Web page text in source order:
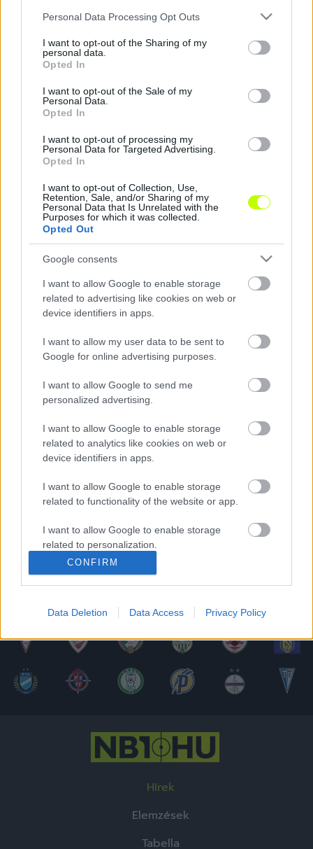
Please note that this website/app uses one or more Google
not limited to your visit or usage behaviour. You may click to
grant or deny consent to Google and its third-party tags to
use your data for below specified purposes in below Google
consent section.
Personal Data Processing Opt Outs
I want to opt-out of the Sharing of my
personal data.
Opted In
I want to opt-out of the Sale of my
Personal Data.
Opted In
I want to opt-out of processing my
Personal Data for Targeted Advertising.
Opted In
I want to opt-out of Collection, Use,
Retention, Sale, and/or Sharing of my
Personal Data that Is Unrelated with the
Purposes for which it was collected.
Opted Out
Google consents
I want to allow Google to enable storage
related to advertising like cookies on web or
device identifiers in apps.
I want to allow my user data to be sent to
Google for online advertising purposes.
I want to allow Google to send me
personalized advertising.
I want to allow Google to enable storage
related to analytics like cookies on web or
device identifiers in apps.
I want to allow Google to enable storage
related to functionality of the website or app.
I want to allow Google to enable storage
related to personalization.
I want to allow Google to enable storage
related to security, including authentication
user protection.
CONFIRM
Data Deletion Data Access Privacy Policy
A klub otthona, a Perutz Stadion az
önkormányzaté, amelyet negyed évre egy-két
millió forintért bérel a csapat. A város évi 55 millió
forinttal támogatja a Lombard Pápa Termál FC-t. A
"fékezett habzású" működésre a Lombard 99,5
százalékos tulajdonosa, Bíró Péter nélkül is van
pénz, ám arra nem lát lehetőséget Áldozó Tamás,
hogy az egyesületet átvegyék és üzemeltessék.
Az MLSZ-ben úgy tájékoztatták a lapot, hogy
addig, amíg egy klubot működtető gazdasági
társasággal szemben nincs jogerős felszámolás
vagy végelszámolás kezdeményezve, a szövetség
nem tesz semmilyen lépést. A Pápával szemben
ilyen intézkedésről nincs tudomásuk.
Unmute
0%
Remaining
Megosztás:
Hírek
Elemzések
Tabella